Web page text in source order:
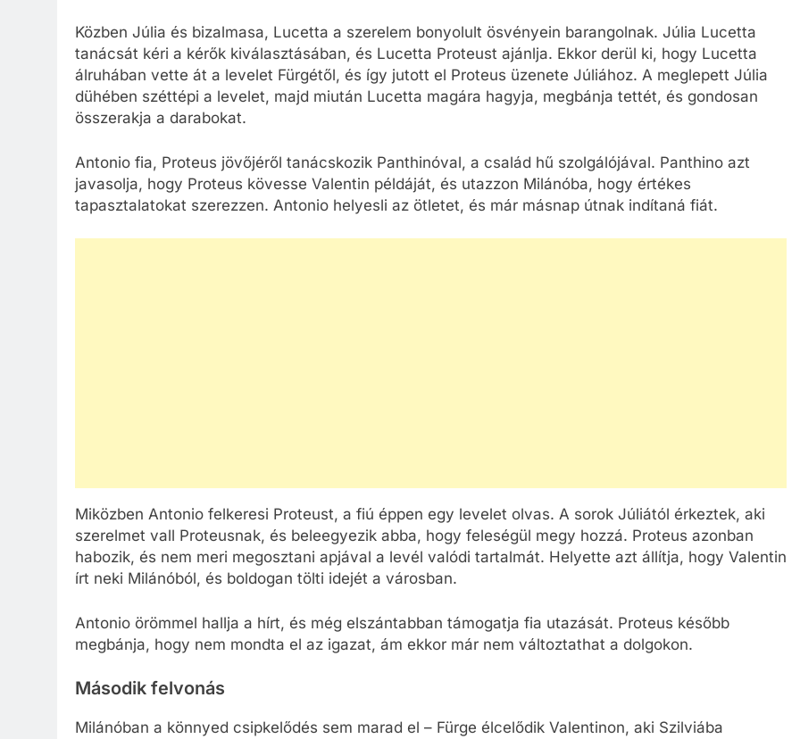
Közben Júlia és bizalmasa, Lucetta a szerelem bonyolult ösvényein barangolnak. Júlia Lucetta
tanácsát kéri a kérők kiválasztásában, és Lucetta Proteust ajánlja. Ekkor derül ki, hogy Lucetta
álruhában vette át a levelet Fürgétől, és így jutott el Proteus üzenete Júliához. A meglepett Júlia
dühében széttépi a levelet, majd miután Lucetta magára hagyja, megbánja tettét, és gondosan
összerakja a darabokat.
Antonio fia, Proteus jövőjéről tanácskozik Panthinóval, a család hű szolgálójával. Panthino azt
javasolja, hogy Proteus kövesse Valentin példáját, és utazzon Milánóba, hogy értékes
tapasztalatokat szerezzen. Antonio helyesli az ötletet, és már másnap útnak indítaná fiát.
Miközben Antonio felkeresi Proteust, a fiú éppen egy levelet olvas. A sorok Júliától érkeztek, aki
szerelmet vall Proteusnak, és beleegyezik abba, hogy feleségül megy hozzá. Proteus azonban
habozik, és nem meri megosztani apjával a levél valódi tartalmát. Helyette azt állítja, hogy Valentin
írt neki Milánóból, és boldogan tölti idejét a városban.
Antonio örömmel hallja a hírt, és még elszántabban támogatja fia utazását. Proteus később
megbánja, hogy nem mondta el az igazat, ám ekkor már nem változtathat a dolgokon.
Második felvonás
Milánóban a könnyed csipkelődés sem marad el – Fürge élcelődik Valentinon, aki Szilviába